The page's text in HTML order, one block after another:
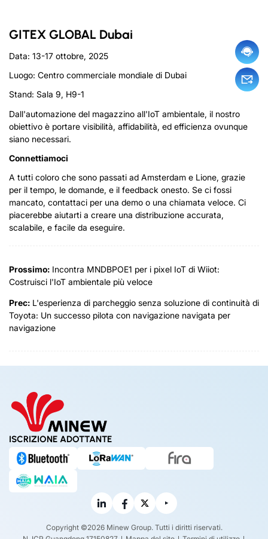
GITEX GLOBAL Dubai
Data: 13-17 ottobre, 2025
Luogo: Centro commerciale mondiale di Dubai
Stand: Sala 9, H9-1
Dall'automazione del magazzino all'IoT ambientale, il nostro
obiettivo è portare visibilità, affidabilità, ed efficienza ovunque
siano necessari.
Connettiamoci
A tutti coloro che sono passati ad Amsterdam e Lione, grazie
per il tempo, le domande, e il feedback onesto. Se ci fossi
mancato, contattaci per una demo o una chiamata veloce. Ci
piacerebbe aiutarti a creare una distribuzione accurata,
scalabile, e facile da eseguire.
Prossimo: Incontra MNDBPOE1 per i pixel IoT di Wiiot:
Costruisci l'IoT ambientale più veloce
Prec: L'esperienza di parcheggio senza soluzione di continuità di
Toyota: Un successo pilota con navigazione navigata per
navigazione
ISCRIZIONE ADOTTANTE
Copyright ©2026 Minew Group. Tutti i diritti riservati.